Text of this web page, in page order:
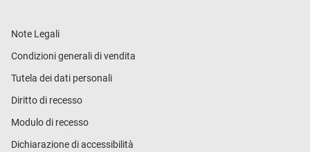
Note Legali
Condizioni generali di vendita
Tutela dei dati personali
Diritto di recesso
Modulo di recesso
Dichiarazione di accessibilità